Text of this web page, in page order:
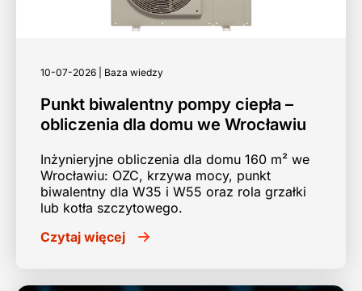
10-07-2026 | Baza wiedzy
Punkt biwalentny pompy ciepła –
obliczenia dla domu we Wrocławiu
Inżynieryjne obliczenia dla domu 160 m² we
Wrocławiu: OZC, krzywa mocy, punkt
biwalentny dla W35 i W55 oraz rola grzałki
lub kotła szczytowego.
Czytaj więcej